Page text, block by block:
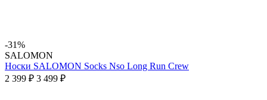
-31%
SALOMON
Носки SALOMON Socks Nso Long Run Crew
2 399 ₽ 3 499 ₽